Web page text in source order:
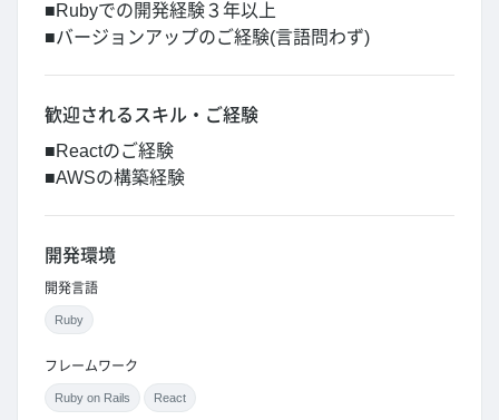
■Rubyでの開発経験３年以上
■バージョンアップのご経験(言語問わず)
歓迎されるスキル・ご経験
■Reactのご経験
■AWSの構築経験
開発環境
開発言語
Ruby
フレームワーク
Ruby on Rails React